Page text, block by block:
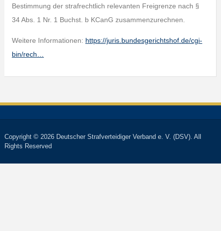
Bestimmung der strafrechtlich relevanten Freigrenze nach §
34 Abs. 1 Nr. 1 Buchst. b KCanG zusammenzurechnen.
Weitere Informationen: https://juris.bundesgerichtshof.de/cgi-
bin/rech…
Copyright © 2026 Deutscher Strafverteidiger Verband e. V. (DSV). All
Rights Reserved